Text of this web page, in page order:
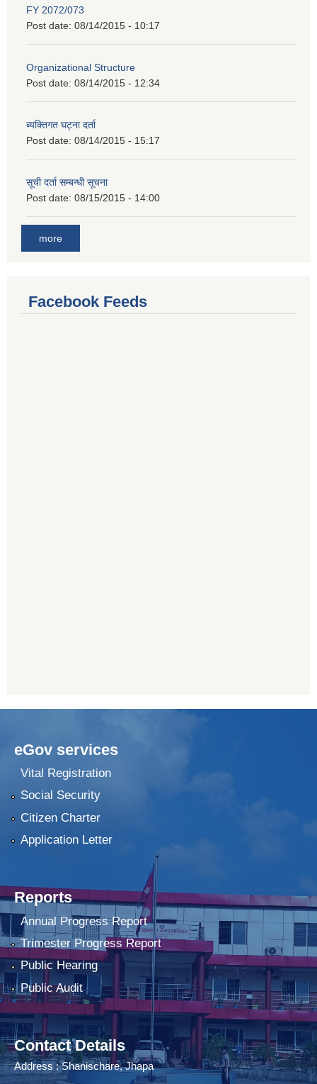
FY 2072/073
Post date: 08/14/2015 - 10:17
Organizational Structure
Post date: 08/14/2015 - 12:34
ब्यक्तिगत घट्ना दर्ता
Post date: 08/14/2015 - 15:17
सूची दर्ता सम्बन्धी सूचना
Post date: 08/15/2015 - 14:00
more
Facebook Feeds
eGov services
Vital Registration
Social Security
Citizen Charter
Application Letter
Reports
Annual Progress Report
Trimester Progress Report
Public Hearing
Public Audit
Contact Details
Address : Shanischare, Jhapa